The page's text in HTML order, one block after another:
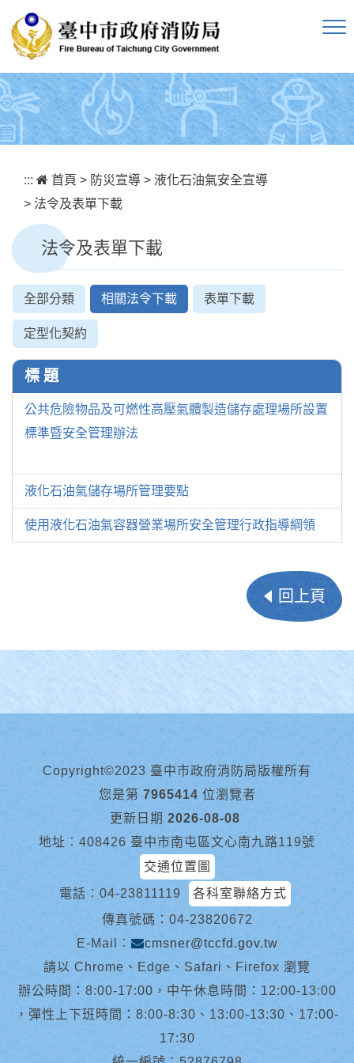
::: 首頁 > 防災宣導 > 液化石油氣安全宣導
> 法令及表單下載
法令及表單下載
全部分類 相關法令下載 表單下載
定型化契約
標 題
公共危險物品及可燃性高壓氣體製造儲存處理場所設置
標準暨安全管理辦法
液化石油氣儲存場所管理要點
使用液化石油氣容器營業場所安全管理行政指導綱領
回上頁
Copyright©2023 臺中市政府消防局版權所有
您是第 7965414 位瀏覽者
更新日期 2026-08-08
地址︰408426 臺中市南屯區文心南九路119號
交通位置圖
電話︰ 04-23811119
各科室聯絡方式
傳真號碼：04-23820672
E-Mail︰
cmsner@tccfd.gov.tw
請以 Chrome、Edge、Safari、Firefox 瀏覽
辦公時間：8:00-17:00，中午休息時間：12:00-13:00
，彈性上下班時間：8:00-8:30、13:00-13:30、17:00-
17:30